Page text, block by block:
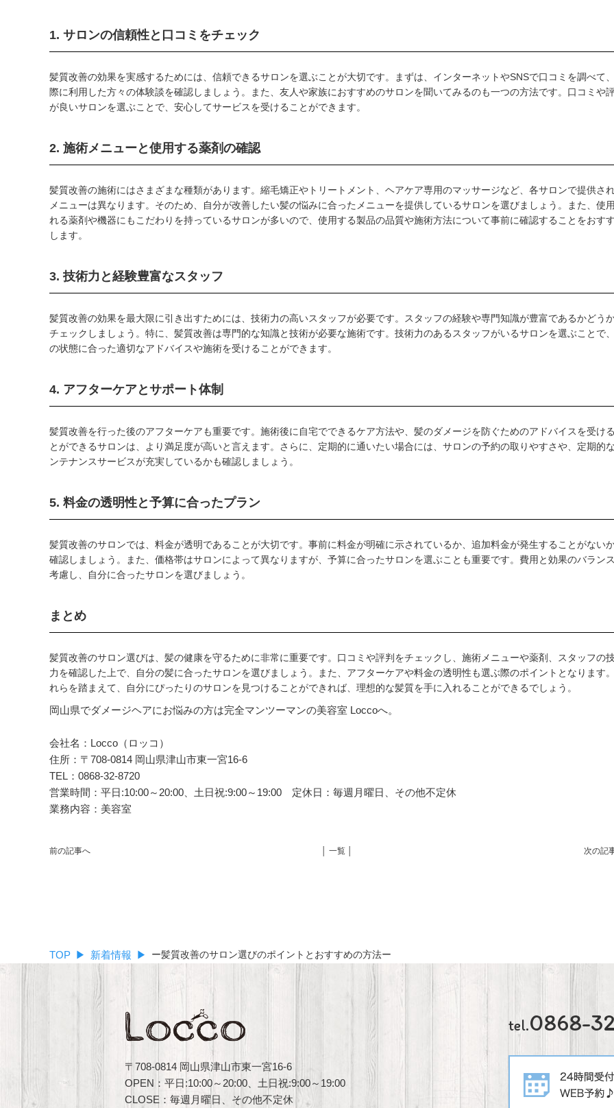
1. サロンの信頼性と口コミをチェック
髪質改善の効果を実感するためには、信頼できるサロンを選ぶことが大切です。まずは、インターネットやSNSで口コミを調べて
際に利用した方々の体験談を確認しましょう。また、友人や家族におすすめのサロンを聞いてみるのも一つの方法です。口コミや
が良いサロンを選ぶことで、安心してサービスを受けることができます。
2. 施術メニューと使用する薬剤の確認
髪質改善の施術にはさまざまな種類があります。縮毛矯正やトリートメント、ヘアケア専用のマッサージなど、各サロンで提供さ
メニューは異なります。そのため、自分が改善したい髪の悩みに合ったメニューを提供しているサロンを選びましょう。また、使
れる薬剤や機器にもこだわりを持っているサロンが多いので、使用する製品の品質や施術方法について事前に確認することをおす
します。
3. 技術力と経験豊富なスタッフ
髪質改善の効果を最大限に引き出すためには、技術力の高いスタッフが必要です。スタッフの経験や専門知識が豊富であるかどう
チェックしましょう。特に、髪質改善は専門的な知識と技術が必要な施術です。技術力のあるスタッフがいるサロンを選ぶことで
の状態に合った適切なアドバイスや施術を受けることができます。
4. アフターケアとサポート体制
髪質改善を行った後のアフターケアも重要です。施術後に自宅でできるケア方法や、髪のダメージを防ぐためのアドバイスを受け
とができるサロンは、より満足度が高いと言えます。さらに、定期的に通いたい場合には、サロンの予約の取りやすさや、定期的
ンテナンスサービスが充実しているかも確認しましょう。
5. 料金の透明性と予算に合ったプラン
髪質改善のサロンでは、料金が透明であることが大切です。事前に料金が明確に示されているか、追加料金が発生することがない
確認しましょう。また、価格帯はサロンによって異なりますが、予算に合ったサロンを選ぶことも重要です。費用と効果のバラン
考慮し、自分に合ったサロンを選びましょう。
まとめ
髪質改善のサロン選びは、髪の健康を守るために非常に重要です。口コミや評判をチェックし、施術メニューや薬剤、スタッフの
力を確認した上で、自分の髪に合ったサロンを選びましょう。また、アフターケアや料金の透明性も選ぶ際のポイントとなります
れらを踏まえて、自分にぴったりのサロンを見つけることができれば、理想的な髪質を手に入れることができるでしょう。
岡山県でダメージヘアにお悩みの方は完全マンツーマンの美容室 Loccoへ。
会社名：Locco（ロッコ）
住所：〒708-0814 岡山県津山市東一宮16-6
TEL：0868-32-8720
営業時間：平日:10:00～20:00、土日祝:9:00～19:00 定休日：毎週月曜日、その他不定休
業務内容：美容室
前の記事へ 次の記
│ 一覧 │
TOP 新着情報 ー髪質改善のサロン選びのポイントとおすすめの方法ー
〒708-0814 岡山県津山市東一宮16-6
OPEN：平日:10:00～20:00、土日祝:9:00～19:00
CLOSE：毎週月曜日、その他不定休
tel.0868-